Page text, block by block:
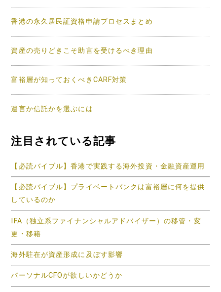
香港の永久居民証資格申請プロセスまとめ
資産の売りどきこそ助言を受けるべき理由
富裕層が知っておくべきCARF対策
遺言か信託かを選ぶには
注目されている記事
【必読バイブル】香港で実践する海外投資・金融資産運用
【必読バイブル】プライベートバンクは富裕層に何を提供
しているのか
IFA（独立系ファイナンシャルアドバイザー）の移管・変
更・移籍
海外駐在が資産形成に及ぼす影響
パーソナルCFOが欲しいかどうか